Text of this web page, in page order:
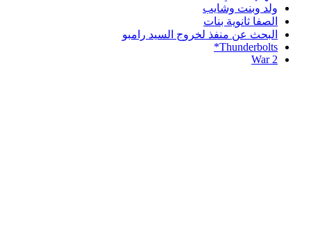
ولد وبنت وشايب
الصفا ثانوية بنات
البحث عن منفذ لخروج السيد رامبو
Thunderbolts*
War 2